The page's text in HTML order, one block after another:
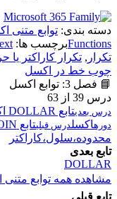
دسته بندی: توابع متنی
Functionsبرچسب ها:
تکرار , تکرار کاراکتر
چوب خط در اکسل
📘 فصل 3: توابع اکسل
درس 39 از 63
درس بعدیتابع DOLLAR اکسل - واحد پولی ریال کنار اعداد
دورهاکسلدرس قبلی
محدوده،سلول،کاراکتر
تابع بعدی
DOLLAR
مشاهده همه توابع
تابع قبلی